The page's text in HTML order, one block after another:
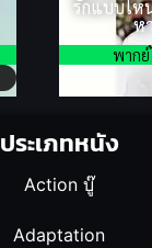
ประเภทหนัง
Action บู๊
Adaptation
รักแบบไห
ห
พาก